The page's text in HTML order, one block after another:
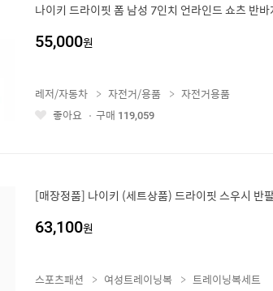
나이키 드라이핏 폼 남성 7인치 언라인드 쇼츠 반
55,000원
좋
레저/자동차 자전거/용품
자전거용품
좋아요
구매 119,059
[매장정품] 나이키 (세트상품) 드라이핏 스우시 반
63,100원
스포츠패션 여성트레이닝복
트레이닝복세트